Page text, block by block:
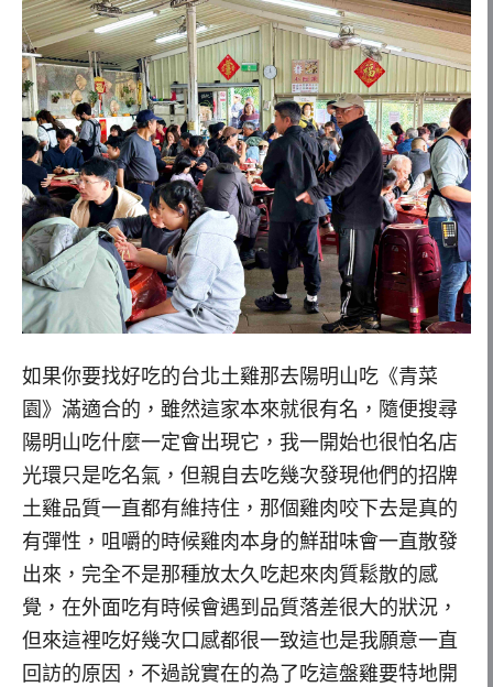
如果你要找好吃的台北土雞那去陽明山吃《青菜
園》滿適合的，雖然這家本來就很有名，隨便搜尋
陽明山吃什麼一定會出現它，我一開始也很怕名店
光環只是吃名氣，但親自去吃幾次發現他們的招牌
土雞品質一直都有維持住，那個雞肉咬下去是真的
有彈性，咀嚼的時候雞肉本身的鮮甜味會一直散發
出來，完全不是那種放太久吃起來肉質鬆散的感
覺，在外面吃有時候會遇到品質落差很大的狀況，
但來這裡吃好幾次口感都很一致這也是我願意一直
回訪的原因，不過說實在的為了吃這盤雞要特地開